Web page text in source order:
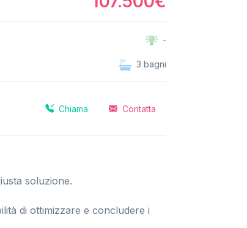
-
3 bagni
Chiama Contatta
soluzione.
di ottimizzare e concludere i